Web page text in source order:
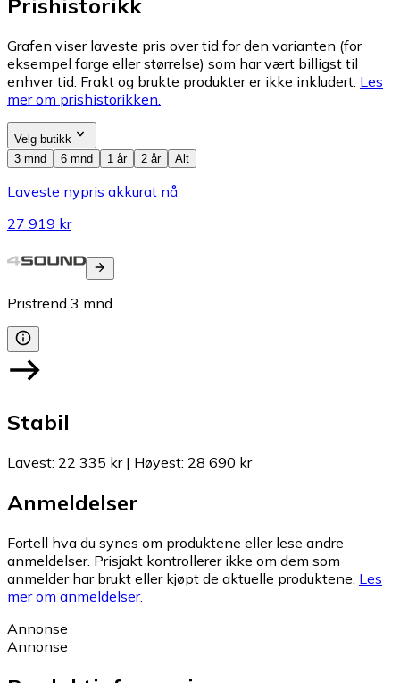
Grafen viser laveste pris over tid for den varianten (for
eksempel farge eller størrelse) som har vært billigst til
enhver tid. Frakt og brukte produkter er ikke inkludert. Les
mer om prishistorikken.
Velg butikk
3 mnd
6 mnd 1 år 2 år Alt
Laveste nypris akkurat nå
27 919 kr
Pristrend 3 mnd
Stabil
Lavest: 22 335 kr| Høyest: 28 690 kr
Anmeldelser
Fortell hva du synes om produktene eller lese andre
anmeldelser. Prisjakt kontrollerer ikke om dem som
anmelder har brukt eller kjøpt de aktuelle produktene. Les
mer om anmeldelser.
Annonse
Annonse